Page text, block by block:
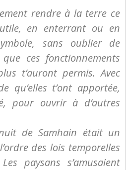
rendre à la terre ce
en enterrant ou en
sans oublier de
ces fonctionnements
t’auront permis. Avec
qu’elles t’ont apportée,
pour ouvrir à d’autres
de Samhain était un
des lois temporelles
paysans s’amusaient